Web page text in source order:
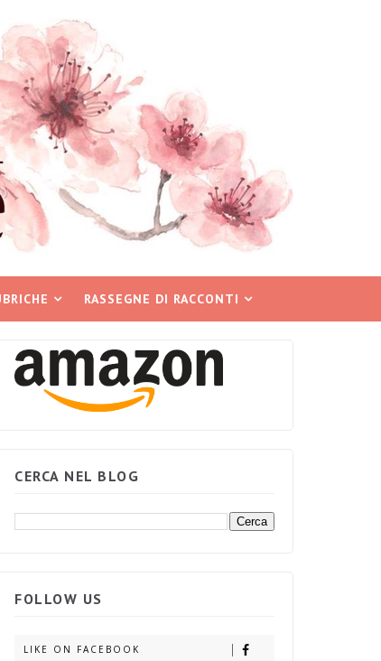
RASSEGNE DI RACCONTI
CERCA NEL BLOG
FOLLOW US
LIKE ON FACEBOOK